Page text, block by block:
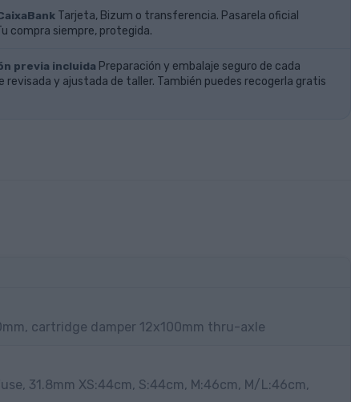
Tarjeta, Bizum o transferencia. Pasarela oficial
compra siempre, protegida.
previa incluida Preparación y embalaje seguro de cada
revisada y ajustada de taller. También puedes recogerla gratis
cartridge damper 12x100mm thru-axle
31.8mm XS:44cm, S:44cm, M:46cm, M/L:46cm,